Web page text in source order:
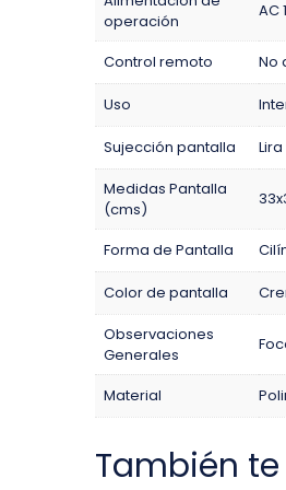
operación
AC
Control remoto No
Uso
Sujección pantalla
Lira
Medidas Pantalla
(cms)
Forma de Pantalla
Color de pantalla
Observaciones
Generales
Material
También